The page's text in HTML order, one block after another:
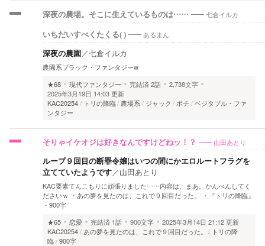
深夜の農場。そこに生えているものは…… 七倉イルカ
いちだいすぺくたくる( ) あるまん
深夜の農園／七倉イルカ
農園系ブラック・ファンタジーw
★68
現代ファンタジー 完結済2話
2,738文字
2025年3月19日 14:03 更新
KAC20254
トリの降臨 農場系 ジャック ポチ
ベジタブル・ファ
ンタジー
そりゃイケオジは好きなんですけどねッ！？ 山田あとり
ループ９回目の断罪令嬢はいつの間にかエロルートフラグを
立てていたようです／山田あとり
KAC要素てんこもりに頑張りました……内容は、まあ。かんべんしてく
ださいｗ ・あの夢を見たのは、これで９回目だった。 ・『トリの降臨』
・900字
★65
恋愛 完結済 1話 900文字
2025年3月14日 21:12 更新
KAC20254
あの夢を見たのは、これで９回目だった。
トリの降
臨 900字